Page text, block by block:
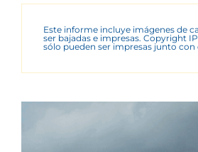
Este informe incluye imágenes de
ser bajadas e impresas. Copyright
sólo pueden ser impresas junto